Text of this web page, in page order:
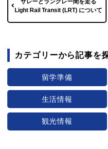
サレーとラングレー間を走る
Light Rail Transit (LRT) について
カテゴリーから記事を
留学準備
生活情報
観光情報